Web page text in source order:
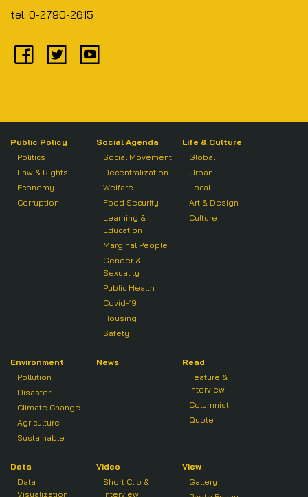
tel: 0-2790-2615
Public Policy
Politics
Law & Rights
Economy
Corruption
Social Agenda
Social Movement
Decentralization
Welfare
Food Security
Learning &
Education
Marginal People
Gender &
Sexuality
Public Health
Covid-19
Housing
Safety
Life & Culture
Global
Urban
Local
Art & Design
Culture
Environment
Pollution
Disaster
Climate Change
Agriculture
Sustainable
News
Read
Feature &
Interview
Columnist
Quote
Data
Data
Visualization
Video
Short Clip &
Interview
View
Gallery